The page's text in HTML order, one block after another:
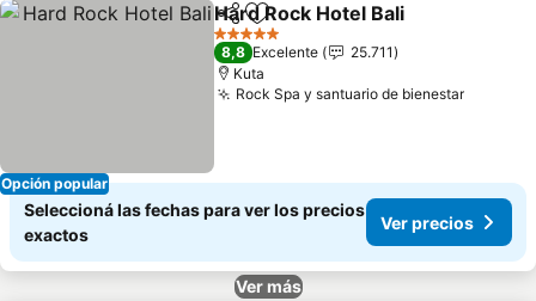
Opción popular
CompartirAñadir a favoritos
Hard Rock Hotel Bali
5 Estrellas
8,8 Excelente
25.711
Kuta
Rock Spa y santuario de bienestarVer
Seleccioná las fechas para ver los precios
exactos
Ver precios
Ver más